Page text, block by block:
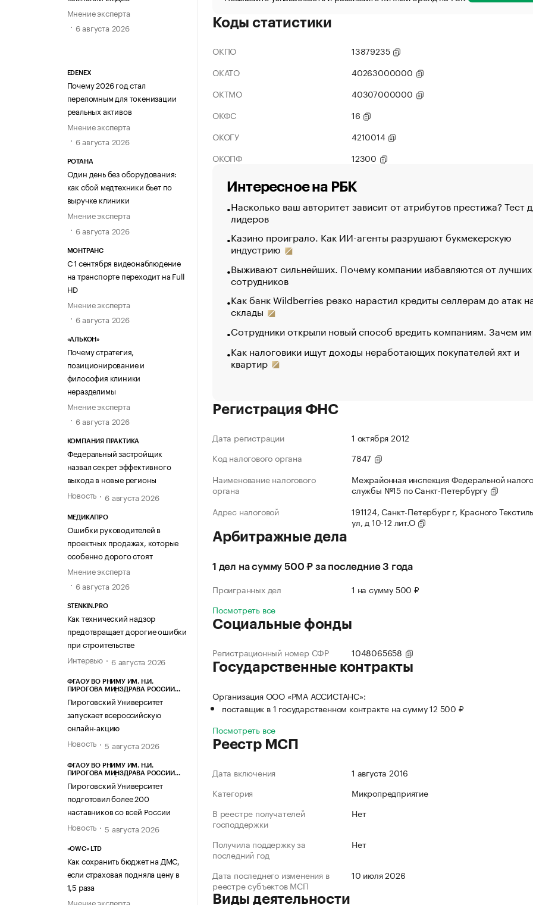
Мнение эксперта
6 августа 2026
EDENEX
Почему 2026 год стал
переломным для токенизации
реальных активов
Мнение эксперта
6 августа 2026
РОТАНА
Один день без оборудования:
как сбой медтехники бьет по
выручке клиники
Мнение эксперта
6 августа 2026
МОНТРАНС
С 1 сентября видеонаблюдение
на транспорте переходит на Full
HD
Мнение эксперта
6 августа 2026
«АЛЬКОН»
Почему стратегия,
позиционирование и
философия клиники
неразделимы
Мнение эксперта
6 августа 2026
КОМПАНИЯ ПРАКТИКА
Федеральный застройщик
назвал секрет эффективного
выхода в новые регионы
Новость
6 августа 2026
МЕДИКАПРО
Ошибки руководителей в
проектных продажах, которые
особенно дорого стоят
Мнение эксперта
6 августа 2026
STENKIN.PRO
Как технический надзор
предотвращает дорогие ошибки
при строительстве
Интервью
6 августа 2026
ФГАОУ ВО РНИМУ ИМ. Н.И.
ПИРОГОВА МИНЗДРАВА РОССИИ
Пироговский Университет
запускает всероссийскую
онлайн-акцию
Новость
5 августа 2026
ФГАОУ ВО РНИМУ ИМ. Н.И.
ПИРОГОВА МИНЗДРАВА РОССИИ
Пироговский Университет
подготовил более 200
наставников со всей России
Новость
5 августа 2026
«OWC» LTD
Как сохранить бюджет на ДМС,
если страховая подняла цену в
1,5 раза
Мнение эксперта
Коды статистики
ОКПО
13879235
ОКАТО
40263000000
ОКТМО
40307000000
ОКФС
16
ОКОГУ
4210014
ОКОПФ
12300
Интересное на РБК
Насколько ваш авторитет зависит от атрибутов престижа? Тест
лидеров
Казино проиграло. Как ИИ-агенты разрушают букмекерскую
индустрию
Выживают сильнейших. Почему компании избавляются от лучших
сотрудников
Как банк Wildberries резко нарастил кредиты селлерам до атак
склады
Сотрудники открыли новый способ вредить компаниям. Зачем
Как налоговики ищут доходы неработающих покупателей яхт и
квартир
Регистрация ФНС
Дата регистрации
1 октября 2012
Код налогового органа
7847
Наименование налогового
органа
Межрайонная инспекция Федеральной
службы №15 по Санкт-Петербургу
Адрес налоговой
191124, Санкт-Петербург г, Красного
ул, д 10-12 лит.О
Арбитражные дела
1 дел на сумму 500 ₽ за последние 3 года
Проигранных дел
1 на сумму 500 ₽
Посмотреть все
Социальные фонды
Регистрационный номер СФР 1048065658
Государственные контракты
Организация ООО «РМА АССИСТАНС»:
поставщик в 1 государственном контракте на сумму 12 500 ₽
Посмотреть все
Реестр МСП
Дата включения
1 августа 2016
Категория
Микропредприятие
В реестре получателей
господдержки
Нет
Получила поддержку за
последний год
Нет
Дата последнего изменения в
реестре субъектов МСП
10 июля 2026
Виды деятельности